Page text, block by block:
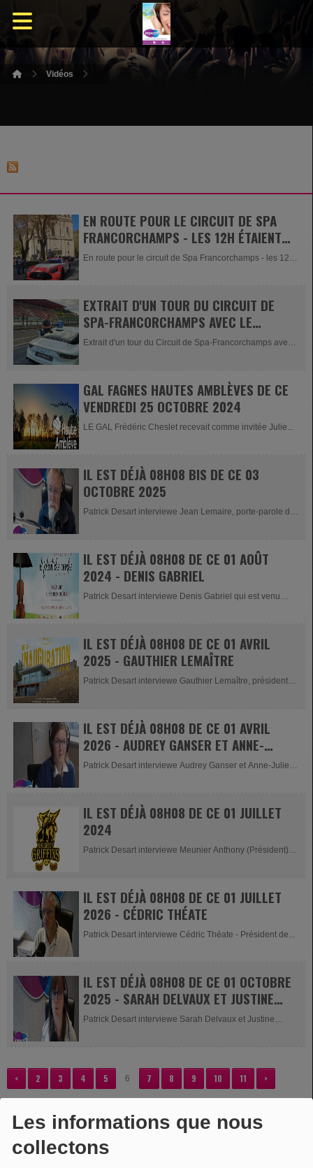
Les informations que nous
collectons
Vidéos
EN ROUTE POUR LE CIRCUIT DE SPA
FRANCORCHAMPS - LES 12H ÉTAIENT
À MALMEDY CE JEUDI 16 AVRIL 2026
En route pour le circuit de Spa Francorchamps - les 12H
EXTRAIT D'UN TOUR DU CIRCUIT DE
SPA-FRANCORCHAMPS AVEC LE
PILOTE; ARMAND FUMAL
Extrait d'un tour du Circuit de Spa-Francorchamps avec
GAL FAGNES HAUTES AMBLÈVES DE CE
VENDREDI 25 OCTOBRE 2024
LE GAL Frédéric Cheslet recevait comme invitée Julie...
IL EST DÉJÀ 08H08 BIS DE CE 03
OCTOBRE 2025
Patrick Desart interviewe Jean Lemaire, porte-parole de
IL EST DÉJÀ 08H08 DE CE 01 AOÛT
2024 - DENIS GABRIEL
Patrick Desart interviewe Denis Gabriel qui est venu
IL EST DÉJÀ 08H08 DE CE 01 AVRIL
2025 - GAUTHIER LEMAÎTRE
Patrick Desart interviewe Gauthier Lemaître, président
IL EST DÉJÀ 08H08 DE CE 01 AVRIL
2026 - AUDREY GANSER ET ANNE-
JULIE DONNAY
Patrick Desart interviewe Audrey Ganser et Anne-Julie
IL EST DÉJÀ 08H08 DE CE 01 JUILLET
2024
Patrick Desart interviewe Meunier Anthony (Président),
IL EST DÉJÀ 08H08 DE CE 01 JUILLET
2026 - CÉDRIC THÉATE
Patrick Desart interviewe Cédric Théate - Président de...
IL EST DÉJÀ 08H08 DE CE 01 OCTOBRE
2025 - SARAH DELVAUX ET JUSTINE
SIMONS
Patrick Desart interviewe Sarah Delvaux et Justine
< 2 3 4 5 6 7 8 9 10 11 >
VOTRE PUBLICITÉ